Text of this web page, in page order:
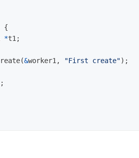
{
*t1 ;
(&worker1 , "First create");